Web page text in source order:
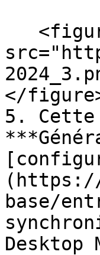
</
5. Cette
(https://
base/
Desktop